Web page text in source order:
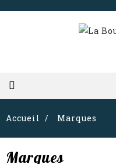
Accueil Marques
Marques